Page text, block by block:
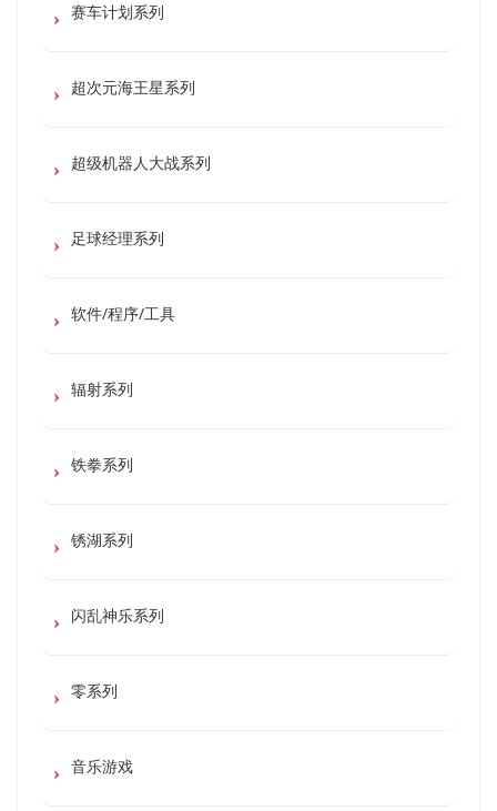
赛车计划系列
超次元海王星系列
超级机器人大战系列
足球经理系列
软件/程序/工具
辐射系列
铁拳系列
锈湖系列
闪乱神乐系列
零系列
音乐游戏